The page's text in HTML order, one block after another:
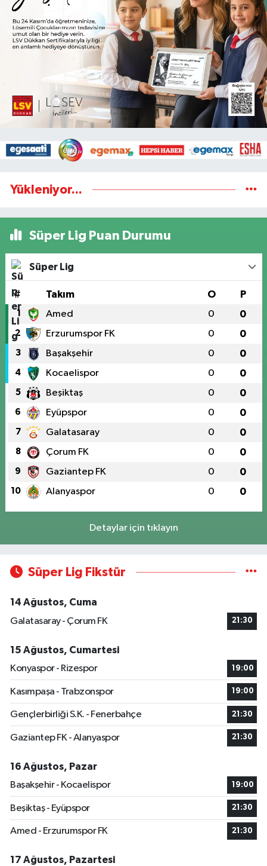
Yükleniyor...
Süper Lig Puan Durumu
Süper Lig
# Takım O P
1 Amed 0 0
2 Erzurumspor FK 0 0
3 Başakşehir 0 0
4 Kocaelispor 0 0
5 Beşiktaş 0 0
6 Eyüpspor 0 0
7 Galatasaray 0 0
8 Çorum FK 0 0
9 Gaziantep FK 0 0
10 Alanyaspor 0 0
Detaylar için tıklayın
Süper Lig Fikstür
14 Ağustos, Cuma
Galatasaray - Çorum FK
21:30
15 Ağustos, Cumartesi
Konyaspor - Rizespor
19:00
Kasımpaşa - Trabzonspor 19:00
Gençlerbirliği S.K. - Fenerbahçe 21:30
Gaziantep FK - Alanyaspor 21:30
16 Ağustos, Pazar
Başakşehir - Kocaelispor
19:00
Beşiktaş - Eyüpspor 21:30
Amed - Erzurumspor FK 21:30
17 Ağustos, Pazartesi